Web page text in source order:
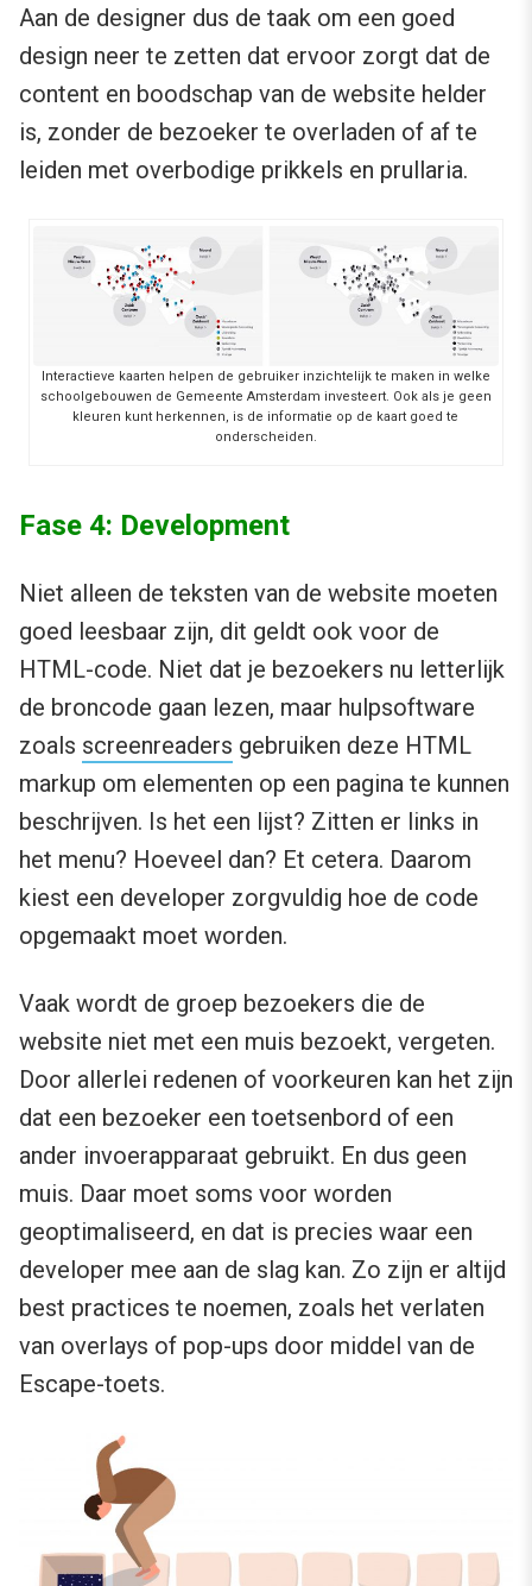
Aan de designer dus de taak om een goed
design neer te zetten dat ervoor zorgt dat de
content en boodschap van de website helder
is, zonder de bezoeker te overladen of af te
leiden met overbodige prikkels en prullaria.
Interactieve kaarten helpen de gebruiker inzichtelijk te maken in welke
schoolgebouwen de Gemeente Amsterdam investeert. Ook als je geen
kleuren kunt herkennen, is de informatie op de kaart goed te
onderscheiden.
Fase 4: Development
Niet alleen de teksten van de website moeten
goed leesbaar zijn, dit geldt ook voor de
HTML-code. Niet dat je bezoekers nu letterlijk
de broncode gaan lezen, maar hulpsoftware
zoals screenreaders gebruiken deze HTML
markup om elementen op een pagina te kunnen
beschrijven. Is het een lijst? Zitten er links in
het menu? Hoeveel dan? Et cetera. Daarom
kiest een developer zorgvuldig hoe de code
opgemaakt moet worden.
Vaak wordt de groep bezoekers die de
website niet met een muis bezoekt, vergeten.
Door allerlei redenen of voorkeuren kan het zijn
dat een bezoeker een toetsenbord of een
ander invoerapparaat gebruikt. En dus geen
muis. Daar moet soms voor worden
geoptimaliseerd, en dat is precies waar een
developer mee aan de slag kan. Zo zijn er altijd
best practices te noemen, zoals het verlaten
van overlays of pop-ups door middel van de
Escape-toets.